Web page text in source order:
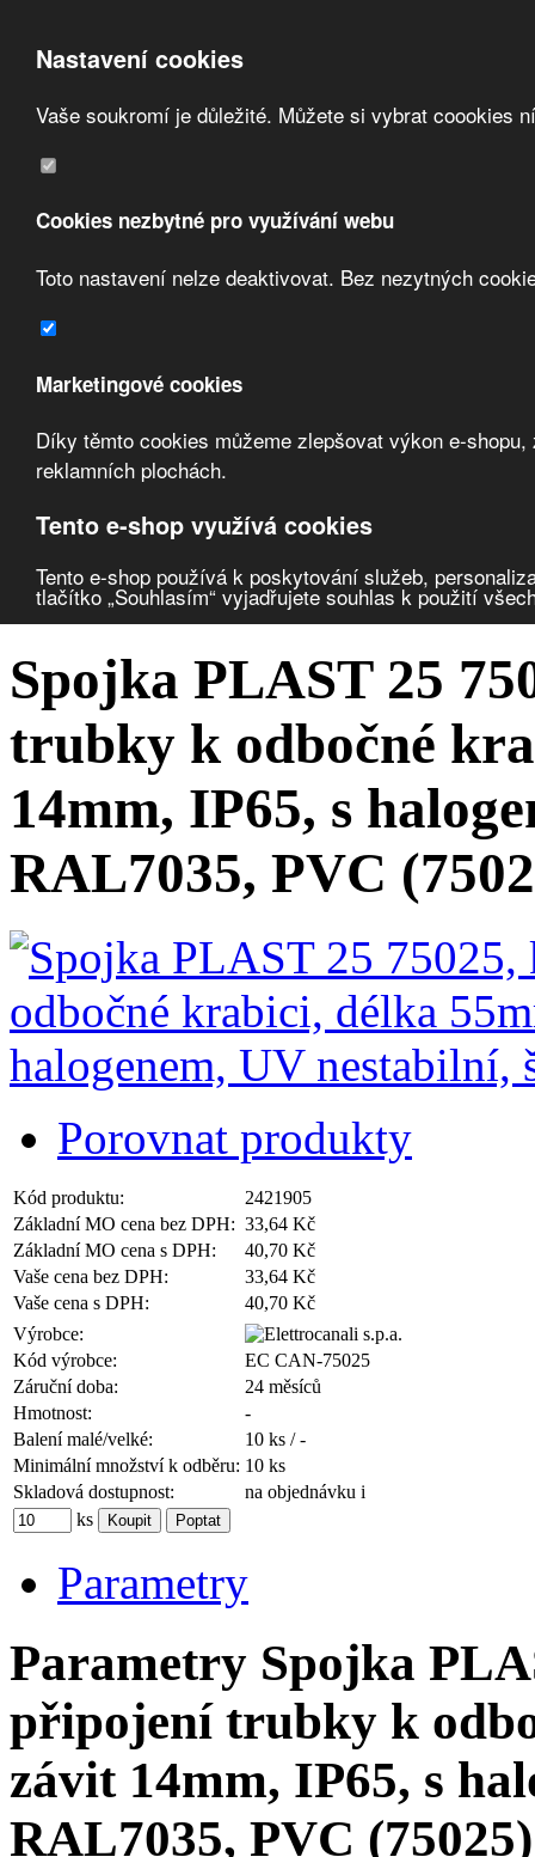
Nastavení cookies
Vaše soukromí je důležité. Můžete si vybrat coookies
Cookies nezbytné pro využívání webu
Toto nastavení nelze deaktivovat. Bez nezytných
Marketingové cookies
Díky těmto cookies můžeme zlepšovat výkon e-
reklamních plochách.
Tento e-shop využívá cookies
Tento e-shop používá k poskytování služeb,
tlačítko „Souhlasím“ vyjadřujete souhlas k použití
Přeskočit na hlavní obsah/Přeskočit na doplňující obsah
Kontakt
Zvolte měnu:
Přihlásit uživatele
Porovnat produkty 0
Úvod Uložení vedení, krabice chráničky ohebné příslušenství
Spojka PLAST 25
trubky k odbočné
14mm, IP65, s
RAL7035, PVC
Porovnat produkty
Kód produktu:
2421905
Základní MO cena bez DPH: 33,64 Kč
Základní MO cena s DPH:
40,70 Kč
Vaše cena bez DPH:
33,64 Kč
Vaše cena s DPH:
40,70 Kč
Výrobce:
Kód výrobce:
EC CAN-75025
Záruční doba:
24 měsíců
Hmotnost:
-
Balení malé/velké:
10 ks / -
Minimální množství k odběru: 10 ks
Skladová dostupnost:
na objednávku i
ks
Parametry
Parametry Spojka
připojení trubky k
závit 14mm, IP65, s
RAL7035, PVC (75025)